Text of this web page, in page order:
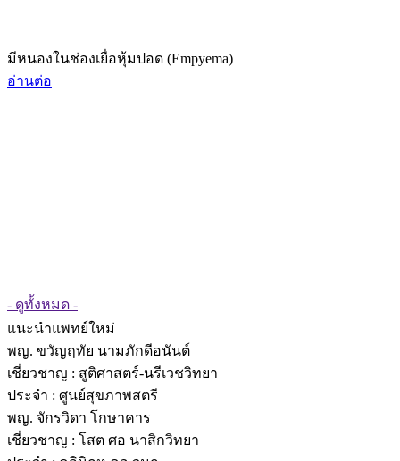
มีหนองในช่องเยื่อหุ้มปอด (Empyema)
อ่านต่อ
- ดูทั้งหมด -
แนะนำแพทย์ใหม่
พญ. ขวัญฤทัย นามภักดีอนันต์
เชี่ยวชาญ : สูติศาสตร์-นรีเวชวิทยา
ประจำ : ศูนย์สุขภาพสตรี
พญ. จักรวิดา โกษาคาร
เชี่ยวชาญ : โสต ศอ นาสิกวิทยา